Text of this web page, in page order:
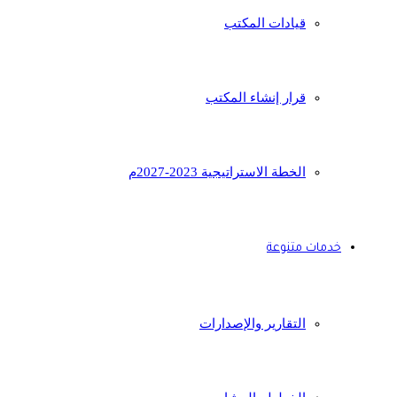
قيادات المكتب
قرار إنشاء المكتب
الخطة الاستراتيجية 2023-2027م
خدمات متنوعة
التقارير والإصدارات